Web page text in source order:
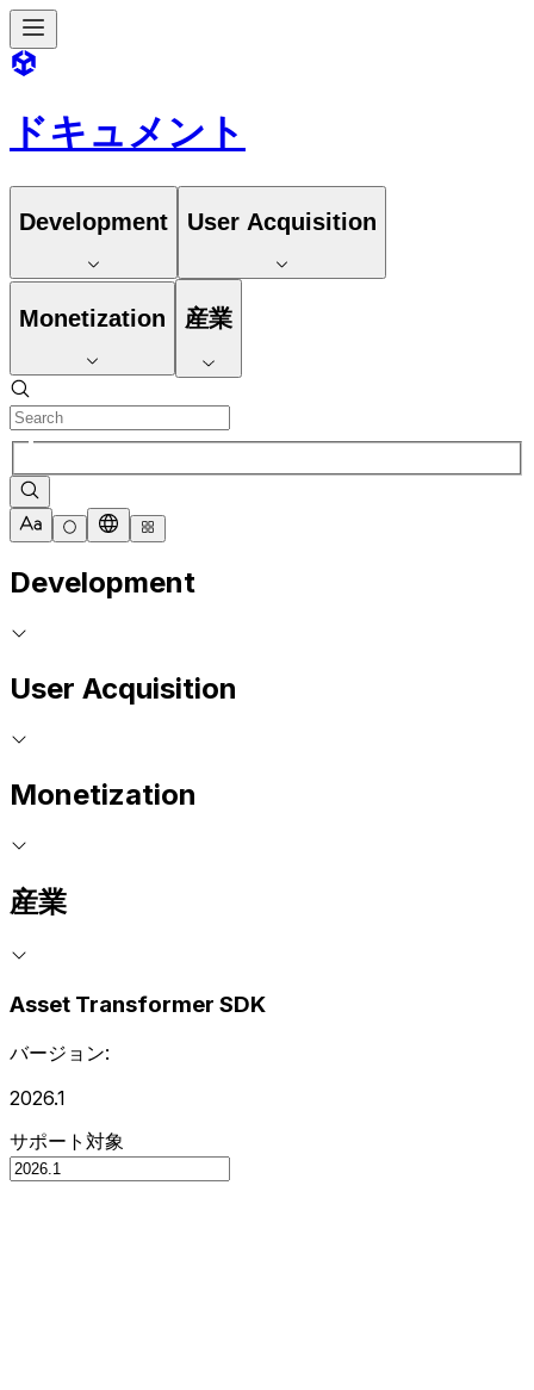
ドキュメント
Development User Acquisition
Monetization 産業
Development
User Acquisition
Monetization
産業
Asset Transformer SDK
バージョン:
2026.1
サポート対象